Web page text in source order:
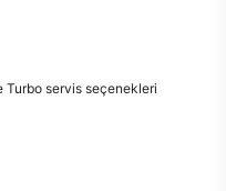
Turbo servis seçenekleri